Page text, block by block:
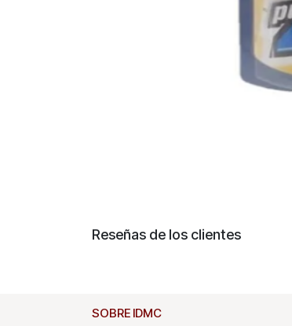
Reseñas de los clientes
SOBRE IDMC